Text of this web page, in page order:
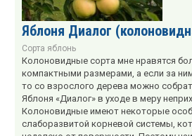
Яблоня Диалог
Сорта яблонь
Колоновидные сорта мне нравятся
компактными размерами, а если за
то со взрослого дерева можно
Яблоня «Диалог» в уходе в меру
Колоновидные имеют некоторые
слаборазвитой корневой системы,